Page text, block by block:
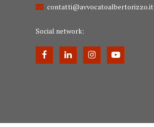
contatti@avvocatoalbertorizzo.it
Social network: